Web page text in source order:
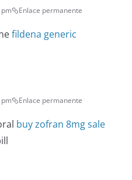
Enlace permanente
fildena generic
Enlace permanente
buy zofran 8mg sale